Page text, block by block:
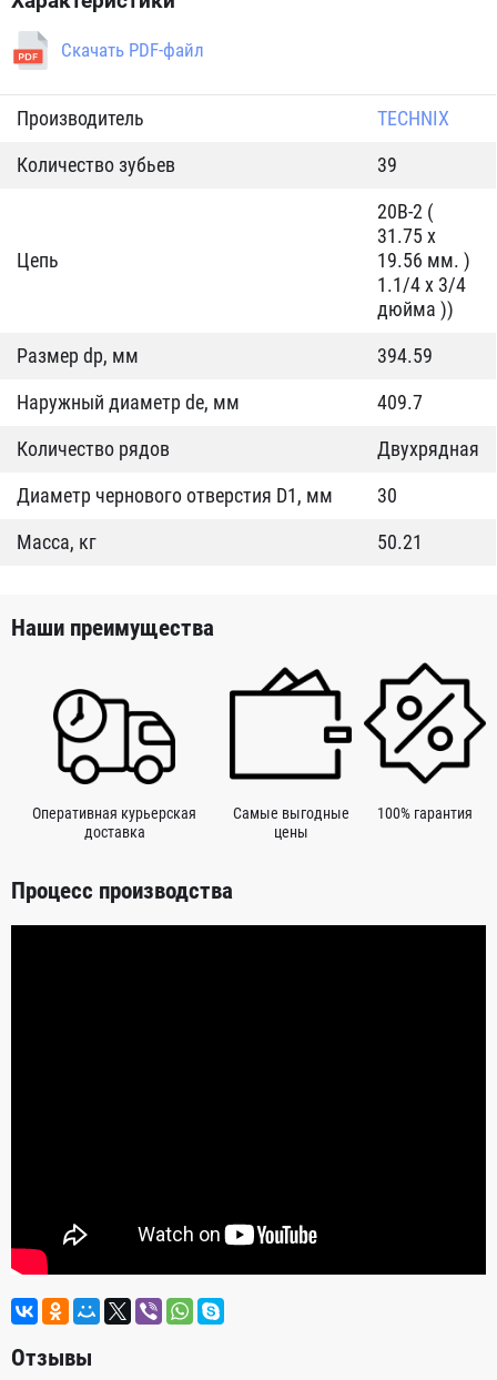
Скачать PDF-файл
Производитель
TECHNIX
Количество зубьев
39
Цепь
20B-2 (
31.75 x
19.56 мм. )
1.1/4 x 3/4
дюйма ))
Размер dp, мм
394.59
Наружный диаметр de, мм
409.7
Количество рядов
Двухрядная
Диаметр чернового отверстия D1, мм
30
Масса, кг
50.21
Наши преимущества
Оперативная курьерская
доставка
Самые выгодные
цены
100% гарантия
Процесс производства
Отзывы